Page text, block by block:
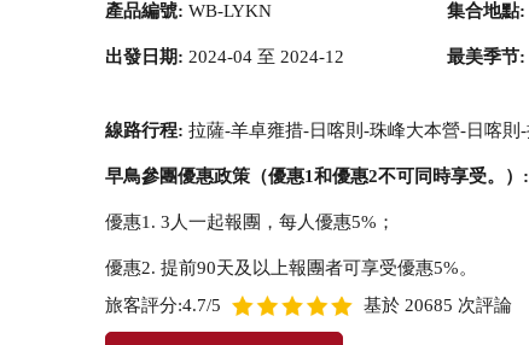
產品編號: WB-LYKN 集合地點:
出發日期: 2024-04 至 2024-12 最美季节:
線路行程: 拉薩-羊卓雍措-日喀則-珠峰大本營-日喀則
早鳥參團優惠政策（優惠1和優惠2不可同時享受。）:
優惠1. 3人一起報團，每人優惠5%；
優惠2. 提前90天及以上報團者可享受優惠5%。
旅客評分:4.7/5
基於 20685 次評論